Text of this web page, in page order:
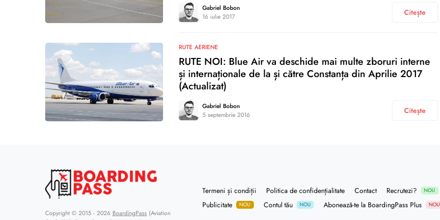
Gabriel Bobon
16 iulie 2017
Citește
RUTE AERIENE
RUTE NOI: Blue Air va deschide mai multe zboruri interne
și internaționale de la și către Constanța din Aprilie 2017
(Actualizat)
Gabriel Bobon
5 septembrie 2016
Citește
Copyright © 2015 - 2026 BoardingPass (Aviation
Termeni și condiții Politica de confidențialitate Contact Recrutezi? NOU
Publicitate NOU Contul tău NOU Abonează-te la BoardingPass Plus NOU